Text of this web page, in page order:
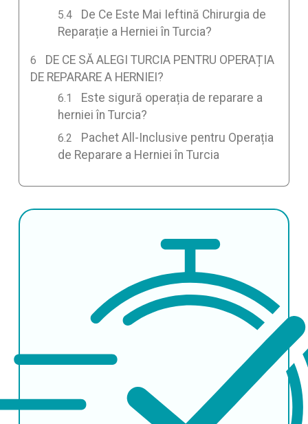
De Ce Este Mai Ieftină Chirurgia de
Reparație a Herniei în Turcia?
DE CE SĂ ALEGI TURCIA PENTRU OPERAȚIA
DE REPARARE A HERNIEI?
Este sigură operația de reparare a
herniei în Turcia?
Pachet All-Inclusive pentru Operația
de Reparare a Herniei în Turcia